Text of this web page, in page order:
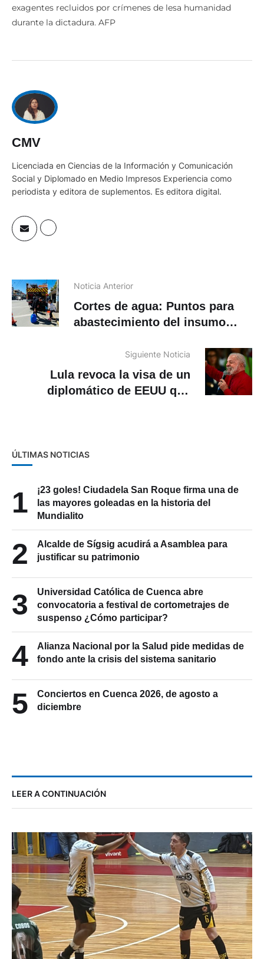
exagentes recluidos por crímenes de lesa humanidad
durante la dictadura. AFP
CMV
Licenciada en Ciencias de la Información y Comunicación
Social y Diplomado en Medio Impresos Experiencia como
periodista y editora de suplementos. Es editora digital.
Noticia Anterior
Cortes de agua: Puntos para
abastecimiento del insumo
Siguiente Noticia
Lula revoca la visa de un
diplomático de EEUU que
ÚLTIMAS NOTICIAS
1
¡23 goles! Ciudadela San Roque firma una de
las mayores goleadas en la historia del
Mundialito
2
Alcalde de Sígsig acudirá a Asamblea para
justificar su patrimonio
3
Universidad Católica de Cuenca abre
convocatoria a festival de cortometrajes de
suspenso ¿Cómo participar?
4
Alianza Nacional por la Salud pide medidas de
fondo ante la crisis del sistema sanitario
5
Conciertos en Cuenca 2026, de agosto a
diciembre
LEER A CONTINUACIÓN